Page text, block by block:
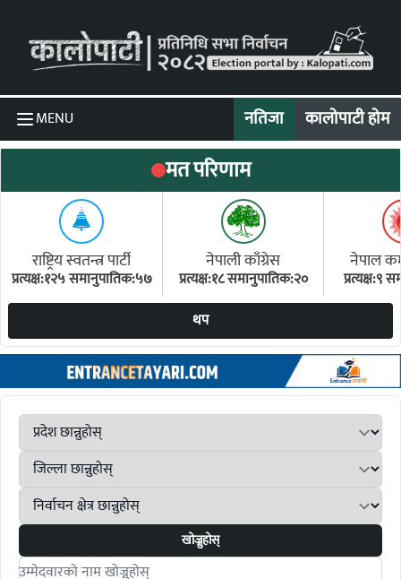
MENU नतिजा कालोपाटी होम
मत परिणाम
राष्ट्रिय स्वतन्त्र पार्टी
प्रत्यक्ष:१२५ समानुपातिक:५७
नेपाली काँग्रेस
प्रत्यक्ष:१८ समानुपातिक:२०
नेपाल
प्रत्यक्ष:९
थप
खोज्नुहोस्
Search candidates